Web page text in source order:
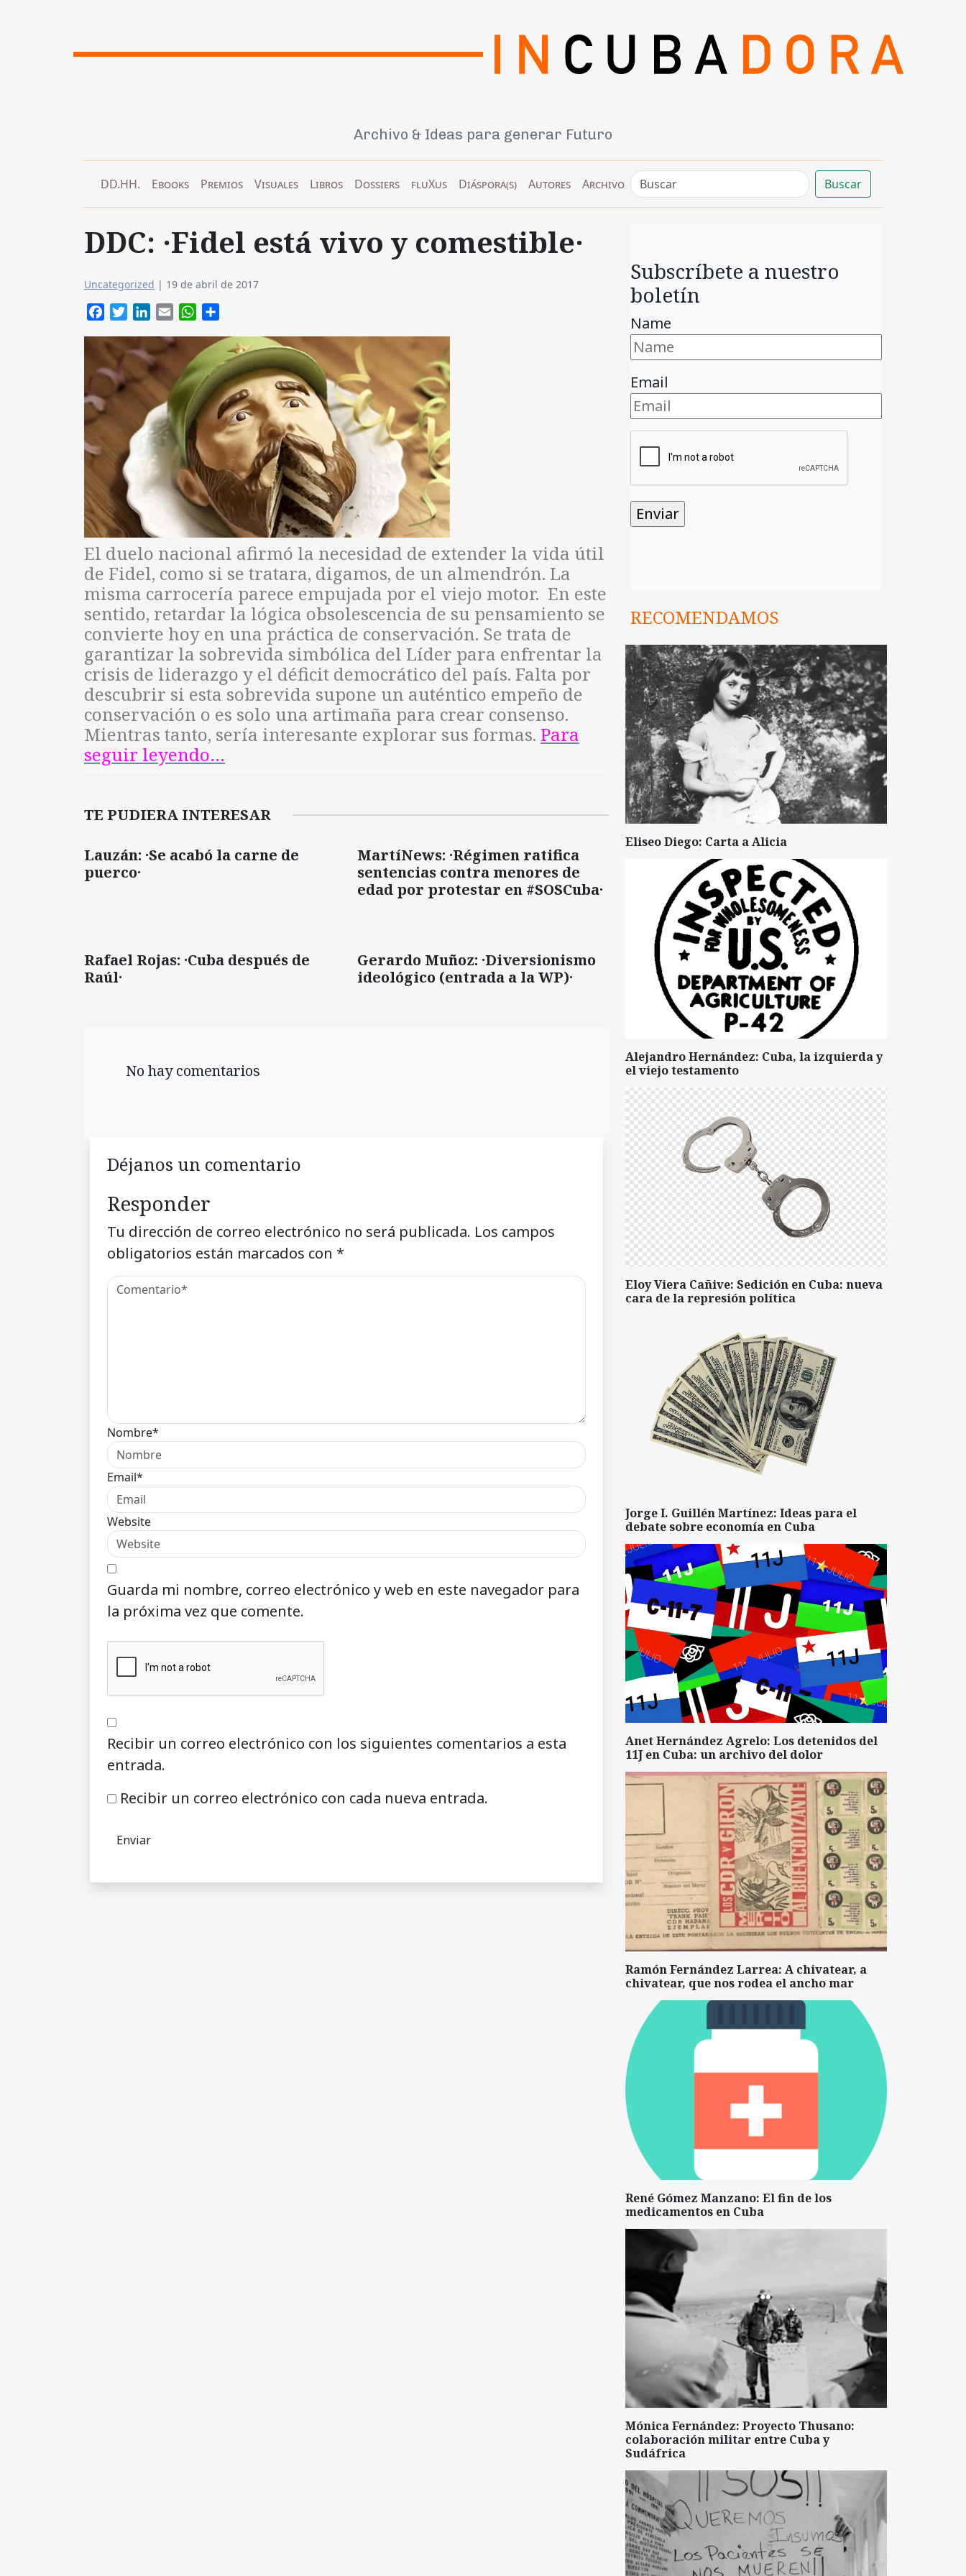
Archivo & Ideas para generar Futuro
DD.HH. Ebooks Premios Visuales Libros Dossiers fluXus Diáspora(s) Autores Archivo Buscar
DDC: ·Fidel está vivo y comestible·
Uncategorized | 19 de abril de 2017
FacebookTwitterLinkedIn
Email WhatsApp
El duelo nacional afirmó la necesidad de extender la vida útil
de Fidel, como si se tratara, digamos, de un almendrón. La
misma carrocería parece empujada por el viejo motor. En este
sentido, retardar la lógica obsolescencia de su pensamiento se
convierte hoy en una práctica de conservación. Se trata de
garantizar la sobrevida simbólica del Líder para enfrentar la
crisis de liderazgo y el déficit democrático del país. Falta por
descubrir si esta sobrevida supone un auténtico empeño de
conservación o es solo una artimaña para crear consenso.
Mientras tanto, sería interesante explorar sus formas. Para
seguir leyendo…
TE PUDIERA INTERESAR
Lauzán: ·Se acabó la carne de
puerco·
MartíNews: ·Régimen ratifica
sentencias contra menores de
edad por protestar en #SOSCuba·
Rafael Rojas: ·Cuba después de
Raúl·
Gerardo Muñoz: ·Diversionismo
ideológico (entrada a la WP)·
No hay comentarios
Déjanos un comentario
Responder
Tu dirección de correo electrónico no será publicada. Los campos
obligatorios están marcados con *
Nombre*
Email*
Website
Guarda mi nombre, correo electrónico y web en este navegador para
la próxima vez que comente.
Recibir un correo electrónico con los siguientes comentarios a esta
entrada.
Recibir un correo electrónico con cada nueva entrada.
Subscríbete a nuestro
boletín
Name
Email
RECOMENDAMOS
Eliseo Diego: Carta a Alicia
Alejandro Hernández: Cuba, la izquierda y
el viejo testamento
Eloy Viera Cañive: Sedición en Cuba: nueva
cara de la represión política
Jorge I. Guillén Martínez: Ideas para el
debate sobre economía en Cuba
Anet Hernández Agrelo: Los detenidos del
11J en Cuba: un archivo del dolor
Ramón Fernández Larrea: A chivatear, a
chivatear, que nos rodea el ancho mar
René Gómez Manzano: El fin de los
medicamentos en Cuba
Mónica Fernández: Proyecto Thusano:
colaboración militar entre Cuba y
Sudáfrica